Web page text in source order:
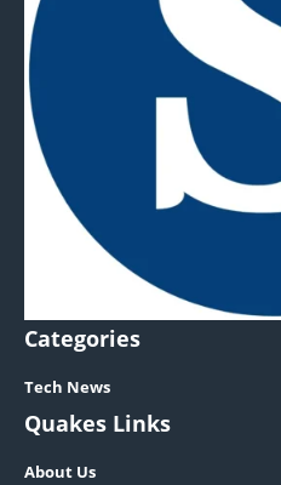
Categories
Tech News
Quakes Links
About Us